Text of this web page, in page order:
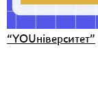
“YOUніверситет”